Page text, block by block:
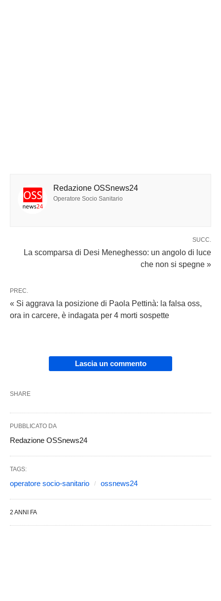
Redazione OSSnews24
Operatore Socio Sanitario
SUCC.
La scomparsa di Desi Meneghesso: un angolo di luce
che non si spegne »
PREC.
« Si aggrava la posizione di Paola Pettinà: la falsa oss,
ora in carcere, è indagata per 4 morti sospette
Lascia un commento
SHARE
PUBBLICATO DA
Redazione OSSnews24
TAGS:
operatore socio-sanitario ossnews24
2 ANNI FA